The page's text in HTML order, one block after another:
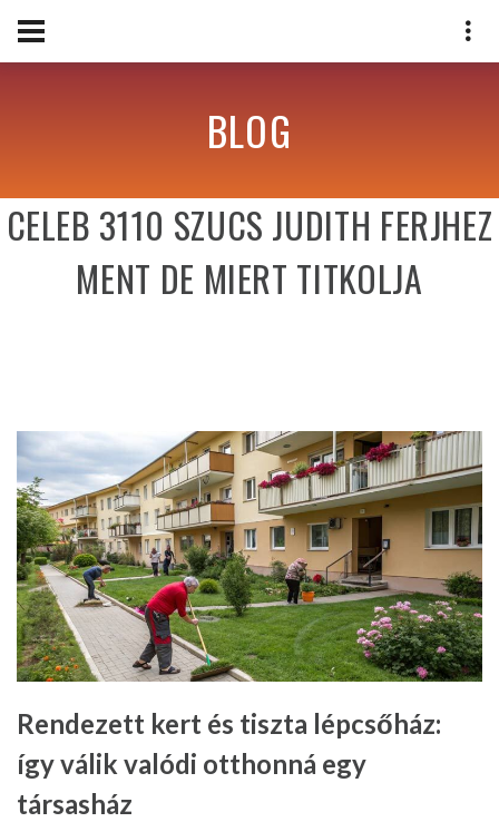
BLOG
CELEB 3110 SZUCS JUDITH FERJHEZ
MENT DE MIERT TITKOLJA
Rendezett kert és tiszta lépcsőház:
így válik valódi otthonná egy
társasház